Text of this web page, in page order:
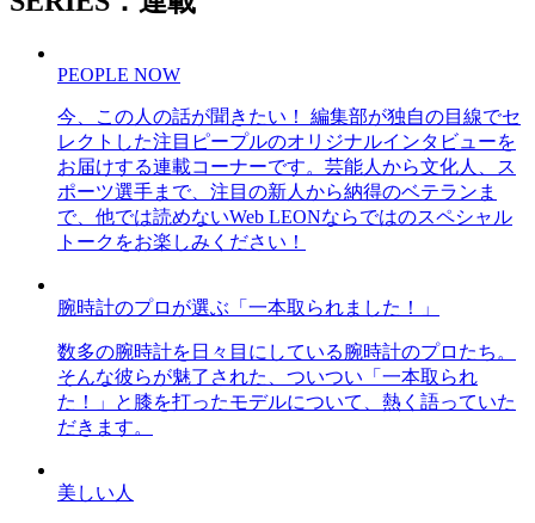
PEOPLE NOW
今、この人の話が聞きたい！ 編集部が独自の目線でセ
レクトした注目ピープルのオリジナルインタビューを
お届けする連載コーナーです。芸能人から文化人、ス
ポーツ選手まで、注目の新人から納得のベテランま
で、他では読めないWeb LEONならではのスペシャル
トークをお楽しみください！
腕時計のプロが選ぶ「一本取られました！」
数多の腕時計を日々目にしている腕時計のプロたち。
そんな彼らが魅了された、ついつい「一本取られ
た！」と膝を打ったモデルについて、熱く語っていた
だきます。
美しい人